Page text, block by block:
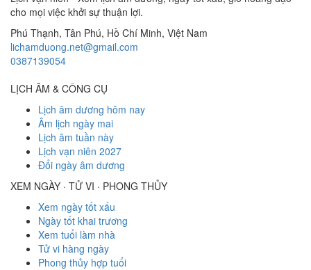
cho mọi việc khởi sự thuận lợi.
Phú Thạnh, Tân Phú, Hồ Chí Minh, Việt Nam
lichamduong.net@gmail.com
0387139054
LỊCH ÂM & CÔNG CỤ
Lịch âm dương hôm nay
Âm lịch ngày mai
Lịch âm tuần này
Lịch vạn niên 2027
Đổi ngày âm dương
XEM NGÀY · TỬ VI · PHONG THỦY
Xem ngày tốt xấu
Ngày tốt khai trương
Xem tuổi làm nhà
Tử vi hàng ngày
Phong thủy hợp tuổi